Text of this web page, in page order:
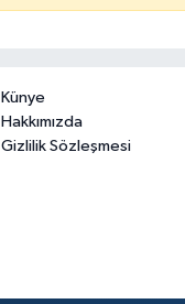
Künye
Hakkımızda
Gizlilik Sözleşmesi